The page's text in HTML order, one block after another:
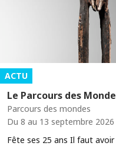
ACTU
Le Parcours des
Parcours des mondes
Du 8 au 13 septembre 2026
Fête ses 25 ans Il faut